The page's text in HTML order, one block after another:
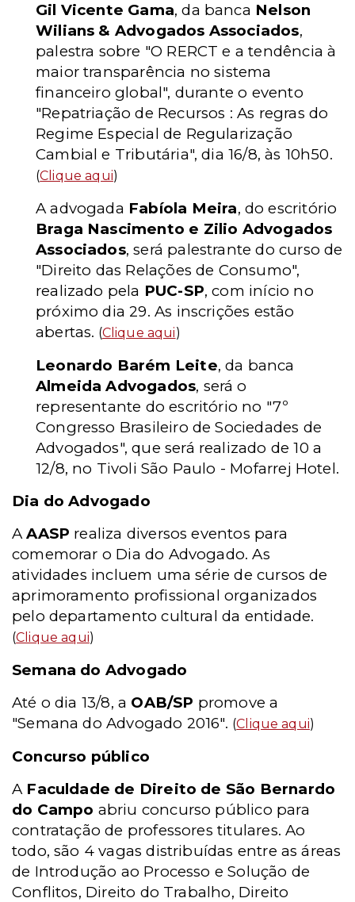
Gil Vicente Gama, da banca Nelson
Wilians & Advogados Associados,
palestra sobre "O RERCT e a tendência à
maior transparência no sistema
financeiro global", durante o evento
"Repatriação de Recursos : As regras do
Regime Especial de Regularização
Cambial e Tributária", dia 16/8, às 10h50.
(Clique aqui)
A advogada Fabíola Meira, do escritório
Braga Nascimento e Zilio Advogados
Associados, será palestrante do curso de
"Direito das Relações de Consumo",
realizado pela PUC-SP, com início no
próximo dia 29. As inscrições estão
abertas. (Clique aqui)
Leonardo Barém Leite, da banca
Almeida Advogados, será o
representante do escritório no "7º
Congresso Brasileiro de Sociedades de
Advogados", que será realizado de 10 a
12/8, no Tivoli São Paulo - Mofarrej Hotel.
Dia do Advogado
AAASP realiza diversos eventos para
comemorar o Dia do Advogado. As
atividades incluem uma série de cursos de
aprimoramento profissional organizados
pelo departamento cultural da entidade.
(Clique aqui)
Semana do Advogado
Até o dia 13/8, a OAB/SP promove a
"Semana do Advogado 2016". (Clique aqui)
Concurso público
A Faculdade de Direito de São Bernardo
do Campo abriu concurso público para
contratação de professores titulares. Ao
todo, são 4 vagas distribuídas entre as áreas
de Introdução ao Processo e Solução de
Conflitos, Direito do Trabalho, Direito